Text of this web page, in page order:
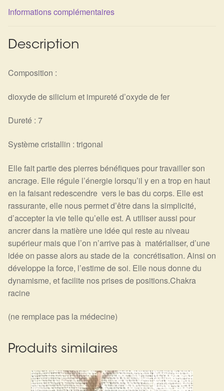
Informations complémentaires
Description
Composition :
dioxyde de silicium et impureté d’oxyde de fer
Dureté : 7
Système cristallin : trigonal
Elle fait partie des pierres bénéfiques pour travailler son
ancrage. Elle régule l’énergie lorsqu’il y en a trop en haut
en la faisant redescendre vers le bas du corps. Elle est
rassurante, elle nous permet d’être dans la simplicité,
d’accepter la vie telle qu’elle est. A utiliser aussi pour
ancrer dans la matière une idée qui reste au niveau
supérieur mais que l’on n’arrive pas à matérialiser, d’une
idée on passe alors au stade de la concrétisation. Ainsi on
développe la force, l’estime de soi. Elle nous donne du
dynamisme, et facilite nos prises de positions.Chakra
racine
(ne remplace pas la médecine)
Produits similaires